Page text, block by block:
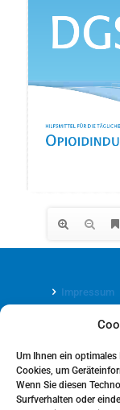
Um Ihnen ein
Cookies, um
Wenn Sie diesen
Surfverhalten oder
Impressum
Datenschutz